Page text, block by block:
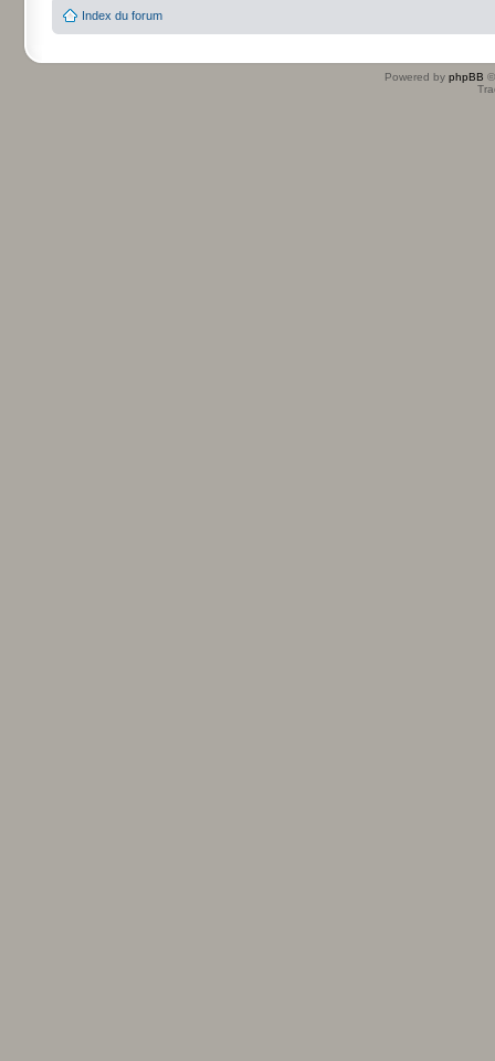
Index du forum
Powered by phpBB